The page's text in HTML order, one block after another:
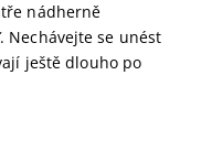
nádherně
Nechávejte se unést
ještě dlouho po